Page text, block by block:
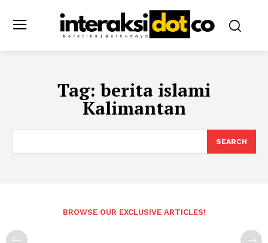
Tag:berita islami
Kalimantan
SEARCH
BROWSE OUR EXCLUSIVE ARTICLES!